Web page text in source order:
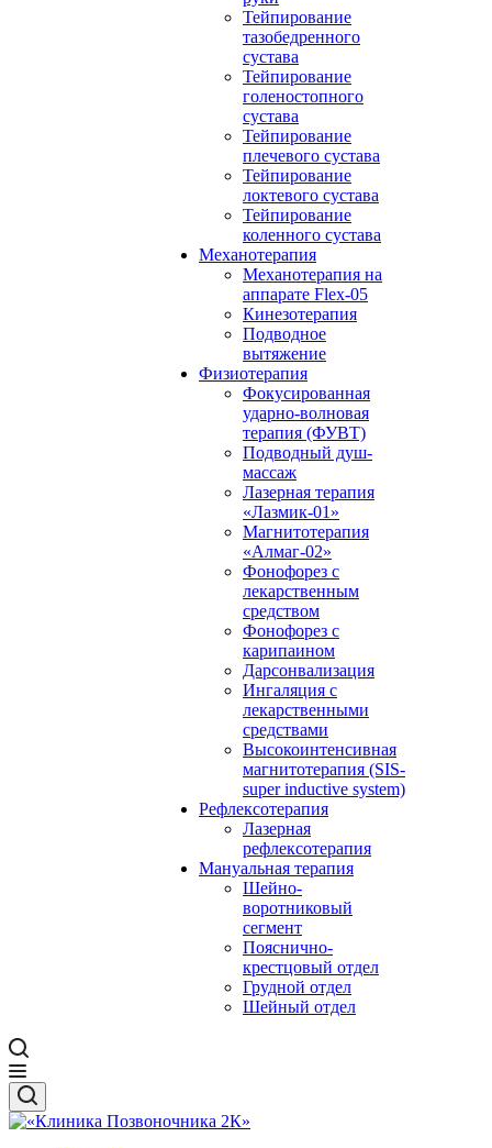
Тейпирование
тазобедренного
сустава
Тейпирование
голеностопного
сустава
Тейпирование
плечевого сустава
Тейпирование
локтевого сустава
Тейпирование
коленного сустава
Механотерапия
Механотерапия на
аппарате Flex-05
Кинезотерапия
Подводное
вытяжение
Физиотерапия
Фокусированная
ударно-волновая
терапия (ФУВТ)
Подводный душ-
массаж
Лазерная терапия
«Лазмик-01»
Магнитотерапия
«Алмаг-02»
Фонофорез с
лекарственным
средством
Фонофорез с
карипаином
Дарсонвализация
Ингаляция с
лекарственными
средствами
Высокоинтенсивная
магнитотерапия (SIS-
super inductive system)
Рефлексотерапия
Лазерная
рефлексотерапия
Мануальная терапия
Шейно-
воротниковый
сегмент
Пояснично-
крестцовый отдел
Грудной отдел
Шейный отдел